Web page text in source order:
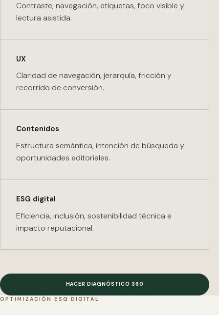
Contraste, navegación, etiquetas, foco visible y
lectura asistida.
UX
Claridad de navegación, jerarquía, fricción y
recorrido de conversión.
Contenidos
Estructura semántica, intención de búsqueda y
oportunidades editoriales.
ESG digital
Eficiencia, inclusión, sostenibilidad técnica e
impacto reputacional.
HACER DIAGNÓSTICO 360
OPTIMIZACIÓN ESG DIGITAL